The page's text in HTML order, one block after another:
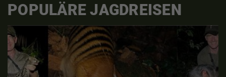
POPULÄRE JAGDREISEN